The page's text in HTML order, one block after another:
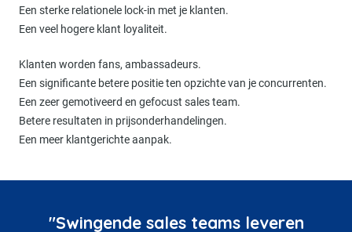
Een sterke relationele lock-in met je klanten.
Een veel hogere klant loyaliteit.
Klanten worden fans, ambassadeurs.
Een significante betere positie ten opzichte van je concurrenten.
Een zeer gemotiveerd en gefocust sales team.
Betere resultaten in prijsonderhandelingen.
Een meer klantgerichte aanpak.
"Swingende sales teams leveren